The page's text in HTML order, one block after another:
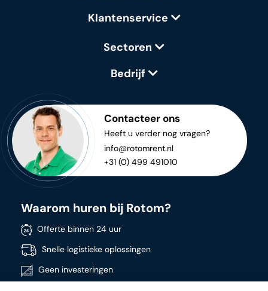
Klantenservice
Sectoren
Bedrijf
Contacteer ons
Heeft u verder nog vragen?
info@rotomrent.nl
+31 (0) 499 491010
Waarom huren bij Rotom?
Offerte binnen 24 uur
Snelle logistieke oplossingen
Geen investeringen